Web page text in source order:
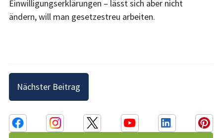
Einwilligungserklärungen – lässt sich aber nicht
ändern, will man gesetzestreu arbeiten.
Beitragsnavigation
Nächster Beitrag